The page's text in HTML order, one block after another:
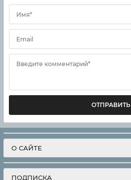
Имя*
Email
Введите комментарий*
ОТПРАВИТЬ
О САЙТЕ
ПОДПИСКА